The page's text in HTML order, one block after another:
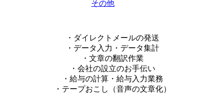
その他
・ダイレクトメールの発送
・データ入力・データ集計
・文章の翻訳作業
・会社の設立のお手伝い
・給与の計算・給与入力業務
・テープおこし（音声の文章化）